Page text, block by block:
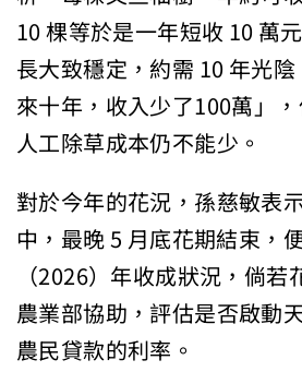
10 棵等於是一年短收 10 萬
長大致穩定，約需 10 年光
來十年，收入少了100萬」
人工除草成本仍不能少。
對於今年的花況，孫慈敏表
中，最晚 5 月底花期結束，
（2026）年收成狀況，倘
農業部協助，評估是否啟動
農民貸款的利率。